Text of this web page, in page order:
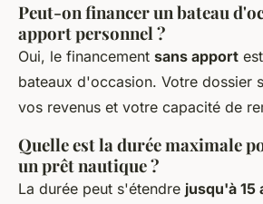
Peut-on financer un bateau
apport personnel ?
Oui, le financement sans apport
bateaux d'occasion. Votre dossier
vos revenus et votre capacité de
Quelle est la durée maximale
un prêt nautique ?
La durée peut s'étendre jusqu'à 15